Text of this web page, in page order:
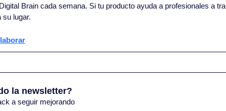
Brain cada semana. Si tu producto ayuda a profesionales a
su lugar.
la newsletter?
a seguir mejorando